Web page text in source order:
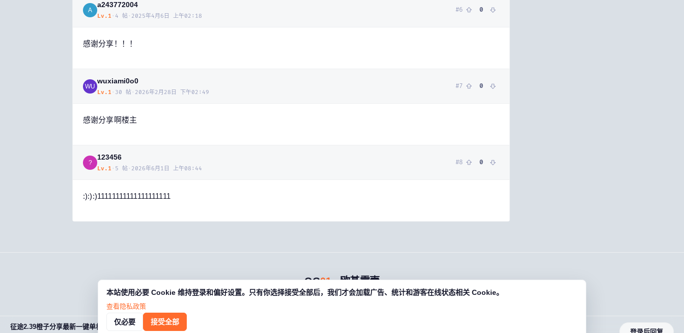
本站使用必要 Cookie 维持登录和偏好设置。只有你选择接受全部后，我们才会加载广告、统计和游客在线状态相关 Cookie。
查看隐私政策
仅必要 接受全部
A
a243772004
Lv. 1 · 4 帖 · 2025年4月6日 上午02:18
#6 0
感谢分享！！！
WU
wuxiami0o0
Lv. 1 · 30 帖 · 2026年2月28日 下午02:49
#7 0
感谢分享啊楼主
?
123456
Lv. 1 · 5 帖 · 2026年6月1日 上午08:44
#8 0
:):):)11111111111111111111
征途2.39橙子分享最新一键单机端 添加说明教程 已补
登录后回复
OG01· 欧基零壹
游戏藏宝湾 · 老玩家的数字宝库 · og01.com